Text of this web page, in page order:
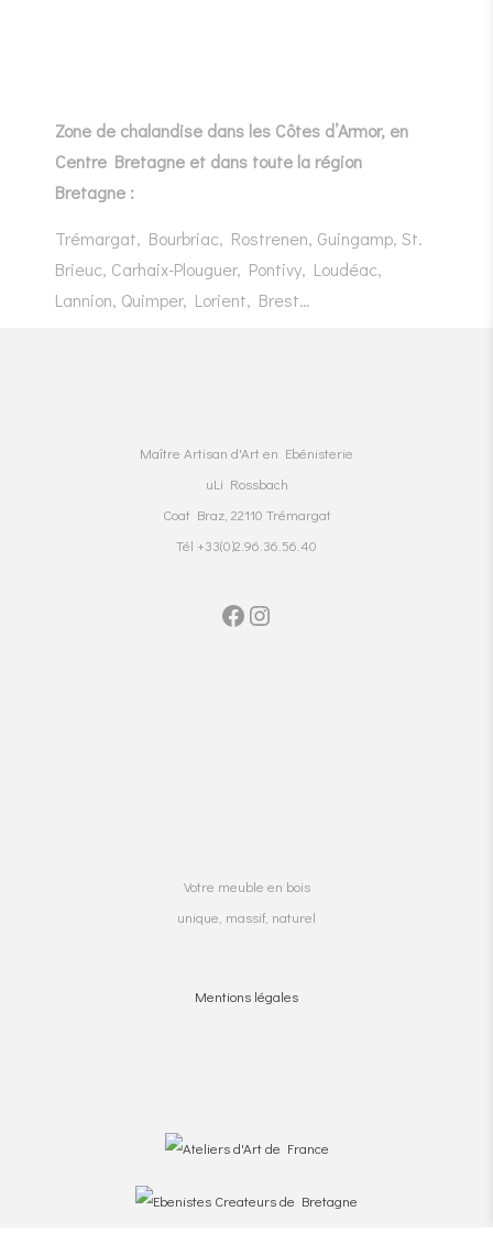
Zone de chalandise dans les Côtes d’Armor, en
Centre Bretagne et dans toute la région
Bretagne :
Trémargat, Bourbriac, Rostrenen, Guingamp, St.
Brieuc, Carhaix-Plouguer, Pontivy, Loudéac,
Lannion, Quimper, Lorient, Brest…
Maître Artisan d'Art en Ebénisterie
uLi Rossbach
Coat Braz, 22110 Trémargat
Tél +33(0)2.96.36.56.40
Votre meuble en bois
unique, massif, naturel
Mentions légales